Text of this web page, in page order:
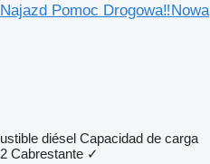
Pomoc Drogowa‼Nowa
diésel Capacidad de carga
Cabrestante ✓